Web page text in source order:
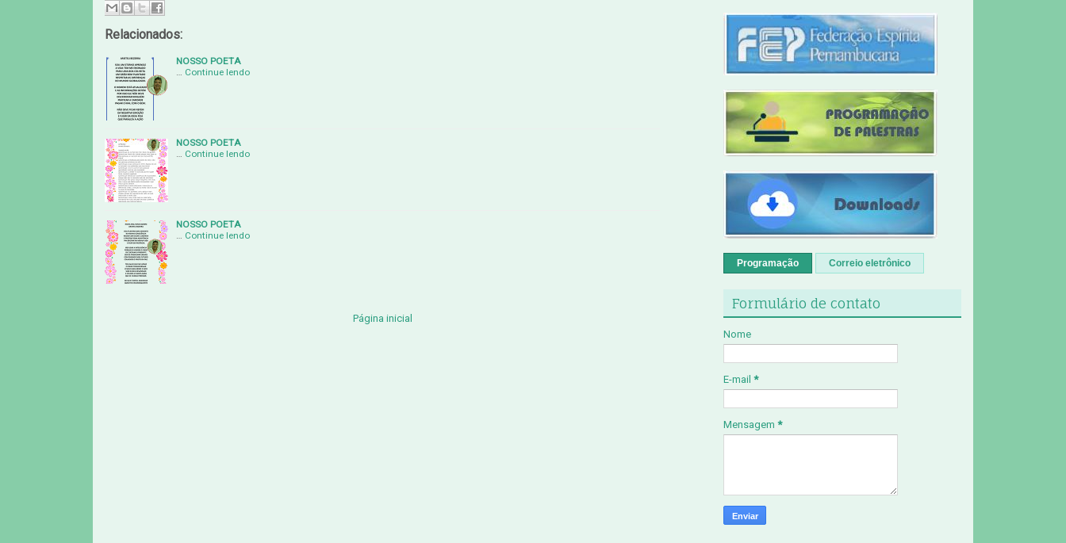
Relacionados:
NOSSO POETA
Continue lendo
NOSSO POETA
Continue lendo
NOSSO POETA
Continue lendo
Página inicial
Programação Correio eletrônico
Formulário de contato
Nome
E-mail *
Mensagem *